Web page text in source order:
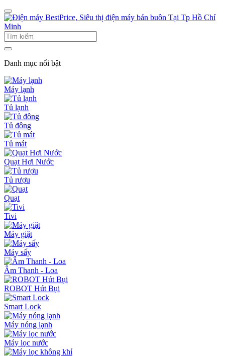
Danh mục nổi bật
Máy lạnh
Tủ lạnh
Tủ đông
Tủ mát
Quạt Hơi Nước
Tủ rượu
Quạt
Tivi
Máy giặt
Máy sấy
Âm Thanh - Loa
ROBOT Hút Bụi
Smart Lock
Máy nóng lạnh
Máy lọc nước